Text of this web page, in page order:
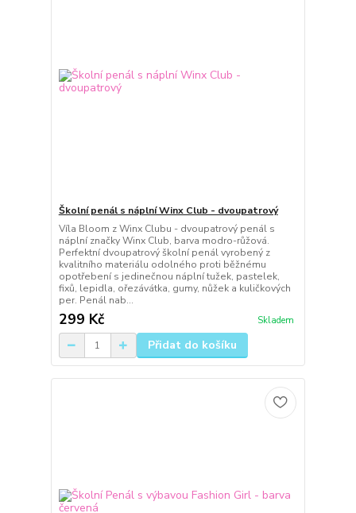
Školní penál s náplní Winx Club - dvoupatrový
Víla Bloom z Winx Clubu - dvoupatrový penál s
náplní značky Winx Club, barva modro-růžová.
Perfektní dvoupatrový školní penál vyrobený z
kvalitního materiálu odolného proti běžnému
opotřebení s jedinečnou náplní tužek, pastelek,
fixů, lepidla, ořezávátka, gumy, nůžek a kuličkových
per. Penál nab...
299 Kč Skladem
Přidat do košíku